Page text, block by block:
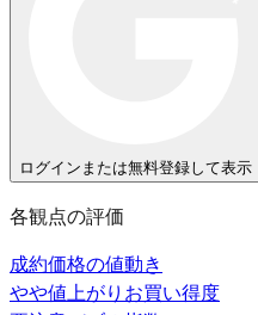
ログインまたは無料登録して表示
各観点の評価
成約価格の値動き
やや値上がり お買い得度